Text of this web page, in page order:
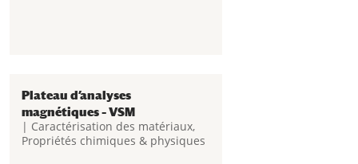
Plateau d’analyses
magnétiques – VSM
| Caractérisation des matériaux,
Propriétés chimiques & physiques